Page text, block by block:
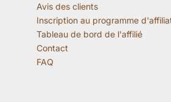
Avis des clients
Inscription au programme
Tableau de bord de l'affilié
Contact
FAQ